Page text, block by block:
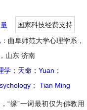
国家科技经费支持
：曲阜师范大学心理学系，
山东 济南
学 ； 天命 ； Yuan ；
； Tian Ming
“缘”一词最初仅为佛教用